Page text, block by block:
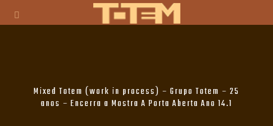
Mixed Totem (work in process) – Grupo Totem – 25
anos – Encerra a Mostra A Porta Aberta Ano 14.1